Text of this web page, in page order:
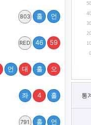
803 홀 언
RED 46 59
언 대 홀 오
좌 4 홀
791 홀 언
0
10
20
30
40
50
통